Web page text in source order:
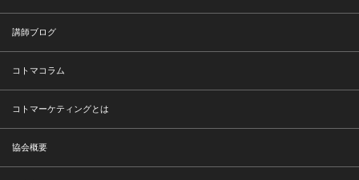
講師ブログ
コトマコラム
コトマーケティングとは
協会概要